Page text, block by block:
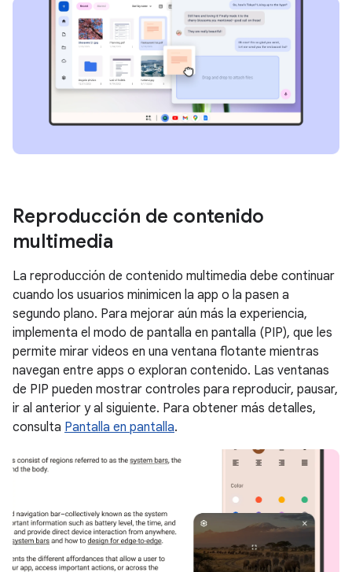
Reproducción de contenido
multimedia
La reproducción de contenido multimedia debe continuar
cuando los usuarios minimicen la app o la pasen a
segundo plano. Para mejorar aún más la experiencia,
implementa el modo de pantalla en pantalla (PIP), que les
permite mirar videos en una ventana flotante mientras
navegan entre apps o exploran contenido. Las ventanas
de PIP pueden mostrar controles para reproducir, pausar,
ir al anterior y al siguiente. Para obtener más detalles,
consulta Pantalla en pantalla.